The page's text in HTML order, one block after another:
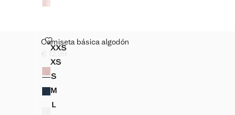
Tallas
XXSCAMISETA BÁSICA ALGODÓN
XSCAMISETA BÁSICA ALGODÓN
SCAMISETA BÁSICA ALGODÓN
MCAMISETA BÁSICA ALGODÓN
LCAMISETA BÁSICA ALGODÓN
Camiseta básica algodón
CAMISETA BÁSICA ALGODÓN
Precio actual [€ 12,99 ]
€ 12,99
Colores